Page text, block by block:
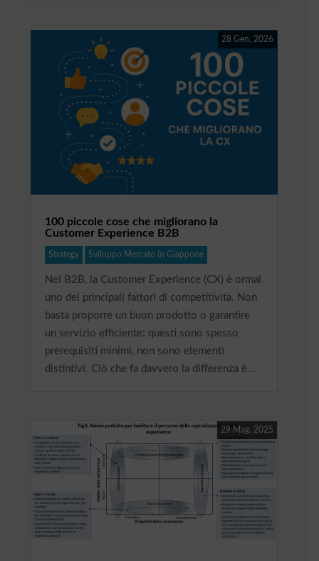
100 piccole cose che migliorano la
Customer Experience B2B
28 Gen, 2026
Strategy Sviluppo Mercato in Giappone
Nel B2B, la Customer Experience (CX) è ormai
uno dei principali fattori di competitività. Non
basta proporre un buon prodotto o garantire
un servizio efficiente: questi sono spesso
prerequisiti minimi, non sono elementi
distintivi. Ciò che fa davvero la differenza è...
29 Mag, 2025